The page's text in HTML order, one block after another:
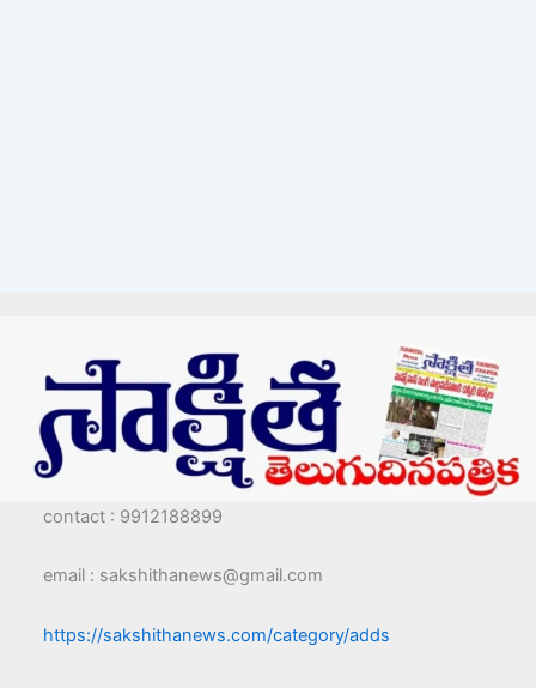
contact : 9912188899
email : sakshithanews@gmail.com
https://sakshithanews.com/category/adds